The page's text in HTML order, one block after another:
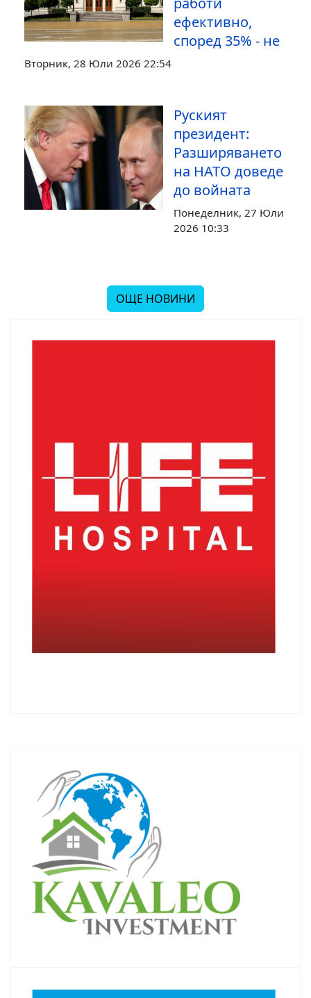
ефективно,
според 35% - не
Вторник, 28 Юли 2026 22:54
Руският
президент:
Разширяването
на НАТО доведе
до войната
Понеделник, 27 Юли
2026 10:33
ОЩЕ НОВИНИ